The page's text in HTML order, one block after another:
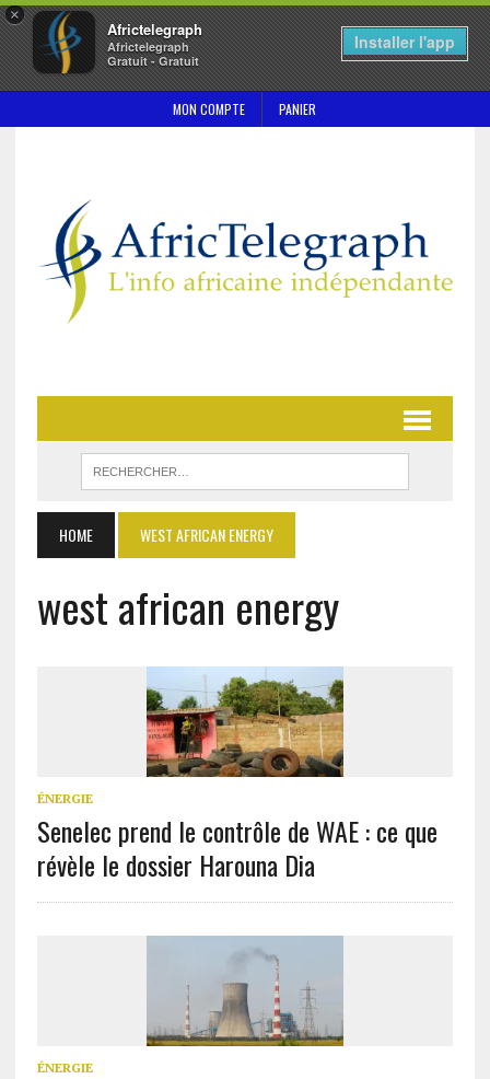
×
Africtelegraph
Africtelegraph
Gratuit - Gratuit
Installer l'app
MON COMPTE PANIER
HOME WEST AFRICAN ENERGY
west african energy
ÉNERGIE
Senelec prend le contrôle de WAE : ce que
révèle le dossier Harouna Dia
ÉNERGIE